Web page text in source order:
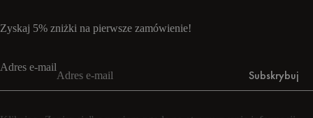
Zyskaj 5% zniżki na pierwsze zamówienie!
Adres e-mail
Subskrybuj